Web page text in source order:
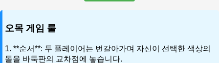
오목 게임 룰
1. **순서**: 두 플레이어는 번갈아가며 자신이 선택한 색상의
돌을 바둑판의 교차점에 놓습니다.